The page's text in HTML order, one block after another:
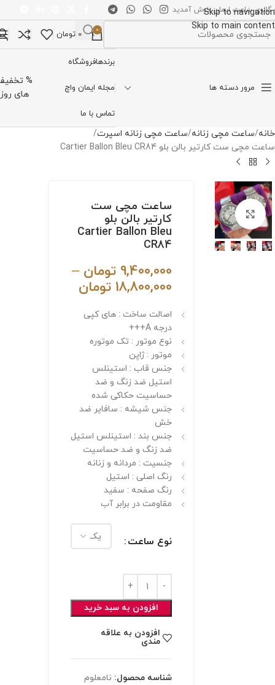
Skip to navigation
Skip to main content
گالری ساعت ایمان خوش آمدید
0
0 تومان
مرور دسته ها
برندهافروشگاه
مجله ایمان واچ
تماس با ما
%
های روز
خانه ساعت مچی زنانه ساعت مچی زنانه اسپرت
ساعت مچی ست کارتیر بالن بلو Cartier Ballon Bleu CR84
برای بزرگنمایی کلیک کنیدساعت مچی ست
کارتیر بالن بلو
Cartier Ballon Bleu
CR84
9,400,000 تومان –
18,800,000 تومان
اصالت ساخت : های کپی
درجه A+++
نوع موتور : تک موتوره
موتور : ژاپن
جنس قاب : استینلس
استیل ضد زنگ و ضد
حساسیت حکاکی شده
جنس شیشه : سافایر ضد
خش
جنس بند : استینلس استیل
ضد زنگ و ضد حساسیت
جنسیت : مردانه و زنانه
رنگ اصلی : استیل
رنگ صفحه : سفید
مقاومت در برابر آب
نوع ساعت
افزودن به سبد خرید
افزودن به علاقه
مندی
شناسه محصول: نامعلوم